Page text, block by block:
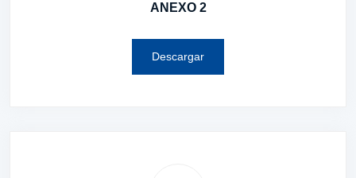
ANEXO 2
Descargar